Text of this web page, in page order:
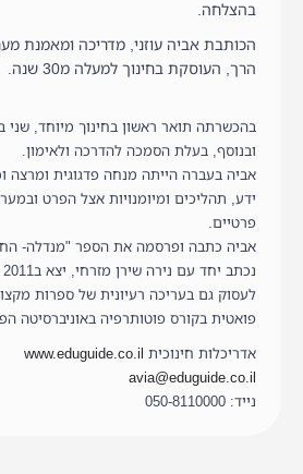
בהצלחה.
הכותבת אביה עוזני, מדריכה ומאמנת
הרך, העוסקת בחינוך למעלה מ30 שנה.
בהכשרתה תואר ראשון בחינוך מיוחד, שני
ובנוסף, בעלת הסמכה להדרכה ולאימון.
אביה בעברה הייתה מנחה פדגוגית ומרצה
ידע, תהליכים ומיומנויות אצל הפרט
פרטיים.
אביה כתבה ופרסמה את הספר "מנדלה-
לעסוק גם בעריכה רעיונית של ספרות
פואטית בקורס פוטותרפיה באוניברסיטה
אדריכלות חינוכית www.eduguide.co.il
avia@eduguide.co.il
נייד: 050-8110000